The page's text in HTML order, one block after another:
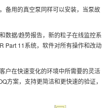
备用的真空泵同样可以安装，当泵故
数据/趋势报告，新的粒子在线监控系
Part 11系统，软件对所有操作和改动
户在快速变化的环境中所需要的灵活
方案，支持更简洁和更快速的验证，